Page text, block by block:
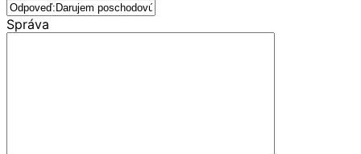
Správa